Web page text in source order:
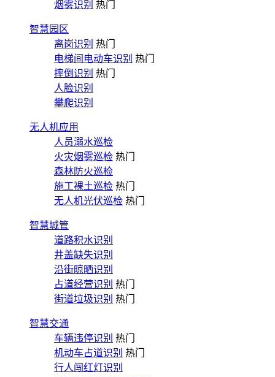
烟雾识别 热门
智慧园区
离岗识别 热门
电梯间电动车识别 热门
摔倒识别 热门
人脸识别
攀爬识别
无人机应用
人员溺水巡检
火灾烟雾巡检 热门
森林防火巡检
施工裸土巡检 热门
无人机光伏巡检 热门
智慧城管
道路积水识别
井盖缺失识别
沿街晾晒识别
占道经营识别 热门
街道垃圾识别 热门
智慧交通
车辆违停识别 热门
机动车占道识别 热门
行人闯红灯识别